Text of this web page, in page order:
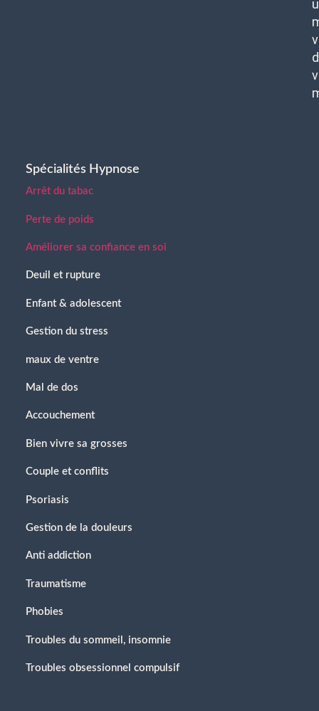
Spécialités Hypnose
Arrêt du tabac
Perte de poids
Améliorer sa confiance en soi
Deuil et rupture
Enfant & adolescent
Gestion du stress
maux de ventre
Mal de dos
Accouchement
Bien vivre sa grosses
Couple et conflits
Psoriasis
Gestion de la douleurs
Anti addiction
Traumatisme
Phobies
Troubles du sommeil, insomnie
Troubles obsessionnel compulsif